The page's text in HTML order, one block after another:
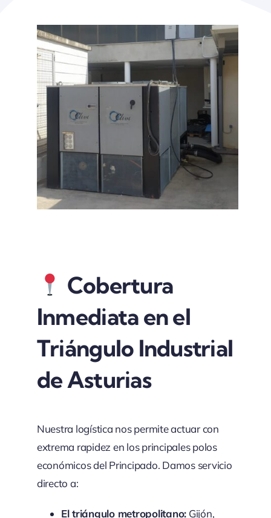
Cobertura
Inmediata en el
Triángulo Industrial
de Asturias
Nuestra logística nos permite actuar con
extrema rapidez en los principales polos
económicos del Principado. Damos servicio
directo a:
El triángulo metropolitano: Gijón,